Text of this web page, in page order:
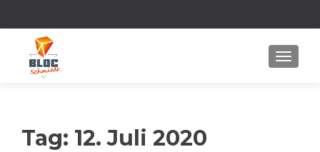
MENU
Tag: 12. Juli 2020